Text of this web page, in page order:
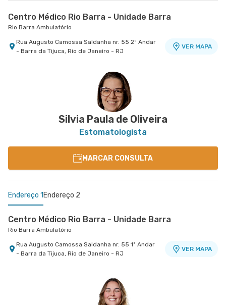
Centro Médico Rio Barra - Unidade Barra
Rio Barra Ambulatório
Rua Augusto Camossa Saldanha nr. 55 2º Andar
- Barra da Tijuca, Rio de Janeiro - RJ
VER MAPA
Silvia Paula de Oliveira
Estomatologista
MARCAR CONSULTA
Endereço 1 Endereço 2
Centro Médico Rio Barra - Unidade Barra
Rio Barra Ambulatório
Rua Augusto Camossa Saldanha nr. 55 1º Andar
- Barra da Tijuca, Rio de Janeiro - RJ
VER MAPA
Rua Olinda Ellis nr. 73 - Campo Grande, Rio de